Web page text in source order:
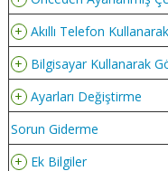
+ Akıllı Telefon
+ Bilgisayar Kullanarak
+ Ayarları Değiştirme
Sorun Giderme
+ Ek Bilgiler